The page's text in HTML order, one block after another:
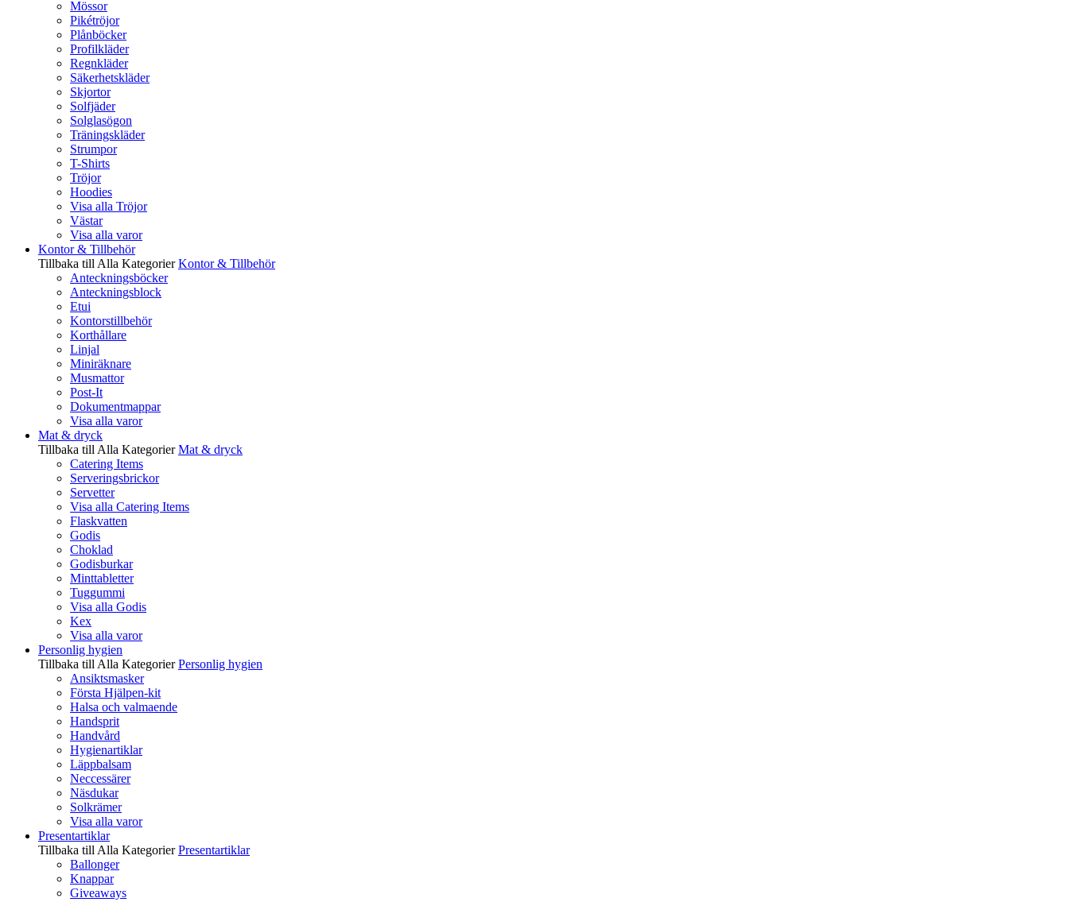
Mössor
Pikétröjor
Plånböcker
Profilkläder
Regnkläder
Säkerhetskläder
Skjortor
Solfjäder
Solglasögon
Träningskläder
Strumpor
T-Shirts
Tröjor
Hoodies
Visa alla Tröjor
Västar
Visa alla varor
Kontor & Tillbehör
Tillbaka till Alla Kategorier Kontor & Tillbehör
Anteckningsböcker
Anteckningsblock
Etui
Kontorstillbehör
Korthållare
Linjal
Miniräknare
Musmattor
Post-It
Dokumentmappar
Visa alla varor
Mat & dryck
Tillbaka till Alla Kategorier Mat & dryck
Catering Items
Serveringsbrickor
Servetter
Visa alla Catering Items
Flaskvatten
Godis
Choklad
Godisburkar
Minttabletter
Tuggummi
Visa alla Godis
Kex
Visa alla varor
Personlig hygien
Tillbaka till Alla Kategorier Personlig hygien
Ansiktsmasker
Första Hjälpen-kit
Halsa och valmaende
Handsprit
Handvård
Hygienartiklar
Läppbalsam
Neccessärer
Näsdukar
Solkrämer
Visa alla varor
Presentartiklar
Tillbaka till Alla Kategorier Presentartiklar
Ballonger
Knappar
Giveaways